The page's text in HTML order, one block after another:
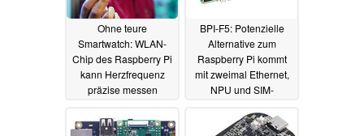
Ohne teure
Smartwatch: WLAN-
Chip des Raspberry Pi
kann Herzfrequenz
präzise messen
BPI-F5: Potenzielle
Alternative zum
Raspberry Pi kommt
mit zweimal Ethernet,
NPU und SIM-